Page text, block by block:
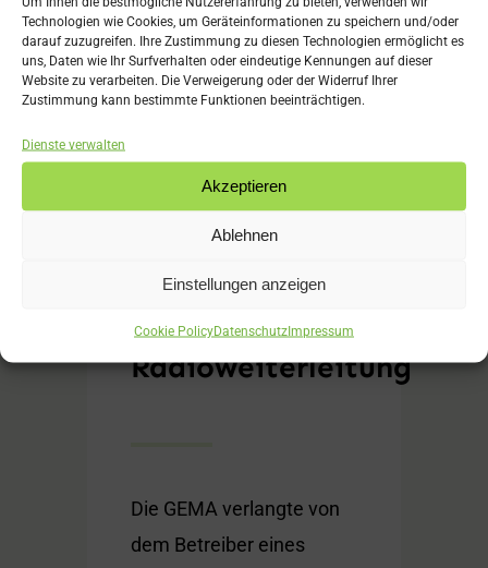
Technologien wie Cookies, um Geräteinformationen zu speichern und/oder
darauf zuzugreifen. Ihre Zustimmung zu diesen Technologien ermöglicht es
uns, Daten wie Ihr Surfverhalten oder eindeutige Kennungen auf dieser
Website zu verarbeiten. Die Verweigerung oder der Widerruf Ihrer
Zustimmung kann bestimmte Funktionen beeinträchtigen.
Dienste verwalten
Akzeptieren
Ablehnen
Einstellungen anzeigen
Cookie PolicyDatenschutzImpressum
Keine GEMA-
Lizenz für TV-
und
Radioweiterleitung
Die GEMA verlangte von
dem Betreiber eines